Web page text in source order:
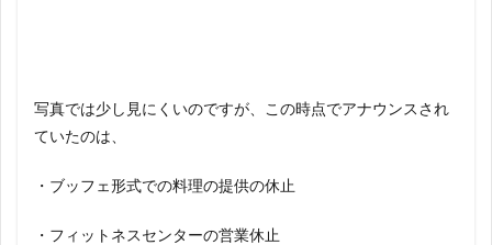
写真では少し見にくいのですが、この時点でアナウンスされ
ていたのは、
・ブッフェ形式での料理の提供の休止
・フィットネスセンターの営業休止